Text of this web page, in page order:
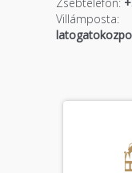
Zsebtelefon:
Villámposta: